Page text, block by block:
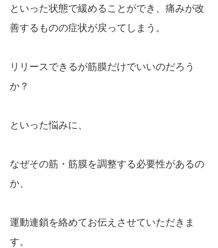
といった状態で緩めることができ、痛みが改
善するものの症状が戻ってしまう。
リリースできるが筋膜だけでいいのだろう
か？
といった悩みに、
なぜその筋・筋膜を調整する必要性があるの
か、
運動連鎖を絡めてお伝えさせていただきま
す。